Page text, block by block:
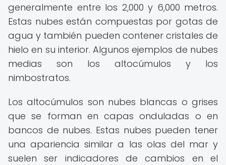
generalmente entre los 2,000 y 6,000 metros.
Estas nubes están compuestas por gotas de
agua y también pueden contener cristales de
hielo en su interior. Algunos ejemplos de nubes
medias son los altocúmulos y los
nimbostratos.
Los altocúmulos son nubes blancas o grises
que se forman en capas onduladas o en
bancos de nubes. Estas nubes pueden tener
una apariencia similar a las olas del mar y
suelen ser indicadores de cambios en el